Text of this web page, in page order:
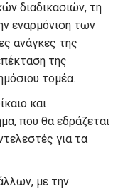
διαδικασιών, τη
εναρμόνιση των
ανάγκες της
της
τομέα.
και
που θα εδράζεται
για τα
με την